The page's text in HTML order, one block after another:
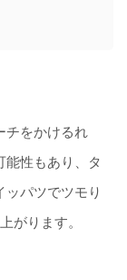
チをかけるれ
能性もあり、タ
ッパツでツモり
がります。